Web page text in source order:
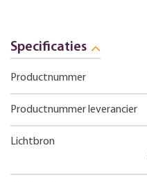
Specificaties
Productnummer
Productnummer leverancier
Lichtbron